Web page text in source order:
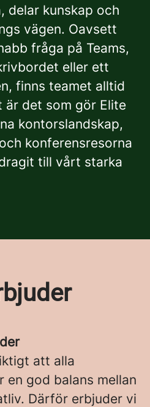
delar kunskap och
vägen. Oavsett
fråga på Teams,
eller ett
finns teamet alltid
är det som gör Elite
kontorslandskap,
konferensresorna
till vårt starka
att alla
en god balans mellan
Därför erbjuder vi